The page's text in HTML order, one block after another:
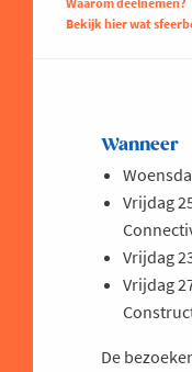
Bekijk hier wat
Wanneer
Vrijdag
Vrijdag
Vrijdag
De